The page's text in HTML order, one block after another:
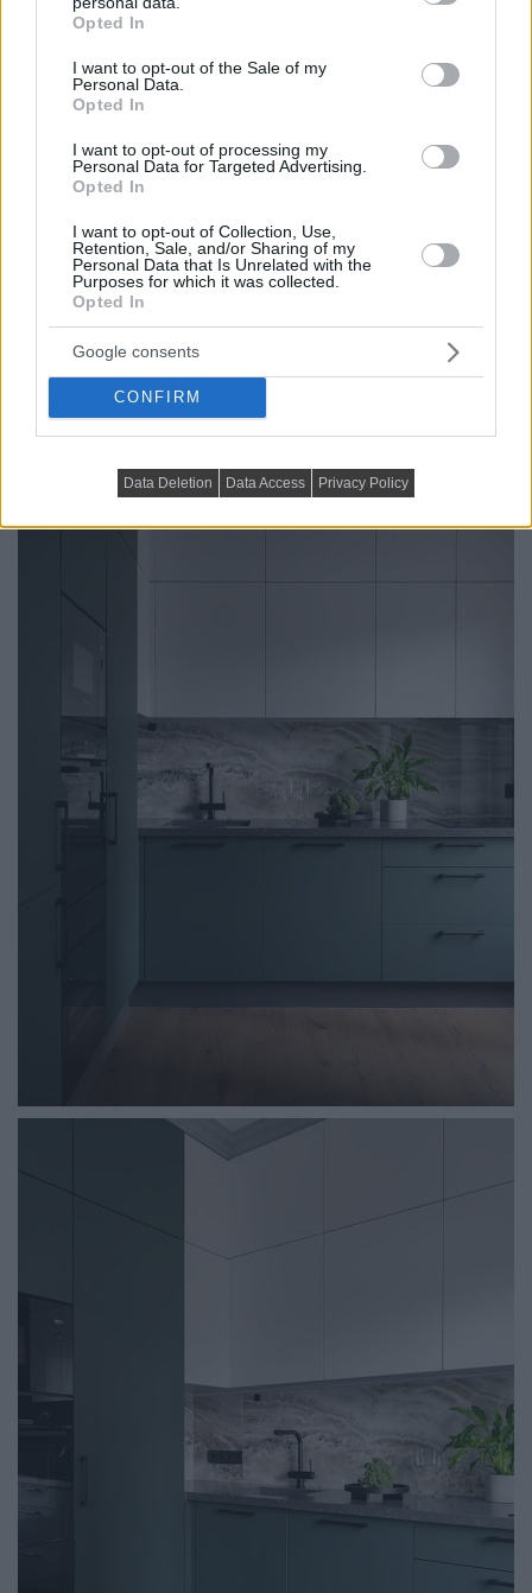
grant or deny consent to Google and its third-party tags to
use your data for below specified purposes in below Google
consent section.
Opted In
I want to opt-out of the Sale of my
Personal Data.
Opted In
I want to opt-out of processing my
Personal Data for Targeted Advertising.
Opted In
I want to opt-out of Collection, Use,
Retention, Sale, and/or Sharing of my
Personal Data that Is Unrelated with the
Purposes for which it was collected.
Opted In
Google consents
CONFIRM
Data Deletion Data Access Privacy Policy